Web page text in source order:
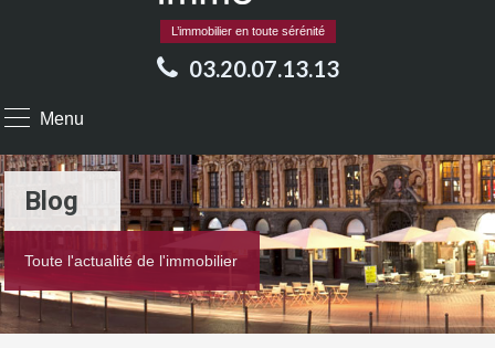
L’immobilier en toute sérénité
03.20.07.13.13
Menu
Blog
Toute l'actualité de l'immobilier